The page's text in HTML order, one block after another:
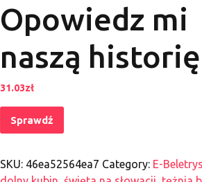
Opowiedz mi
naszą historię
31.03zł
Sprawdź
SKU: 46ea52564ea7 Category: E-